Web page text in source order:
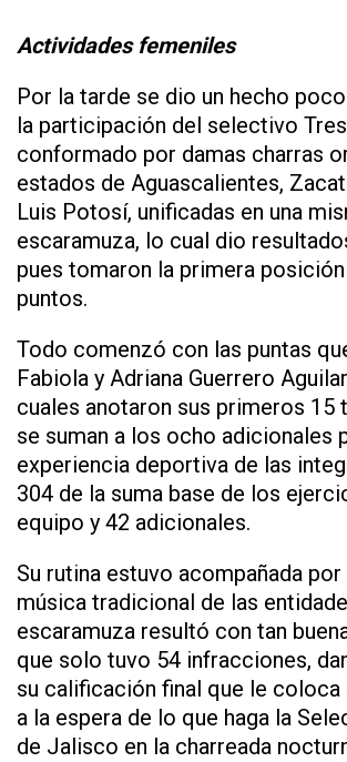
Actividades femeniles
Por la tarde se dio un hecho
la participación del selectivo
conformado por damas charras
estados de Aguascalientes,
Luis Potosí, unificadas en una
escaramuza, lo cual dio
pues tomaron la primera
puntos.
Todo comenzó con las puntas
Fabiola y Adriana Guerrero
cuales anotaron sus primeros 15
se suman a los ocho adicionales
experiencia deportiva de las
304 de la suma base de los
equipo y 42 adicionales.
Su rutina estuvo acompañada
música tradicional de las
escaramuza resultó con tan
que solo tuvo 54 infracciones,
su calificación final que le coloca
a la espera de lo que haga la
de Jalisco en la charreada